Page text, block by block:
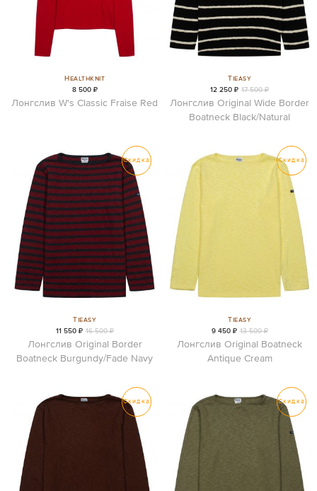
Healthknit
8 500 ₽
Лонгслив W's Classic Fraise Red
Tieasy
12 250 ₽ 17 500 ₽
Лонгслив Original Wide Border
Boatneck Black/Natural
Скидка
Tieasy
11 550 ₽ 16 500 ₽
Лонгслив Original Border
Boatneck Burgundy/Fade Navy
Скидка
Tieasy
9 450 ₽ 13 500 ₽
Лонгслив Original Boatneck
Antique Cream
Скидка Скидка